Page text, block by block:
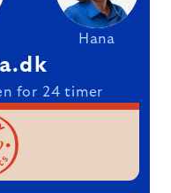
Hana
for 24 timer